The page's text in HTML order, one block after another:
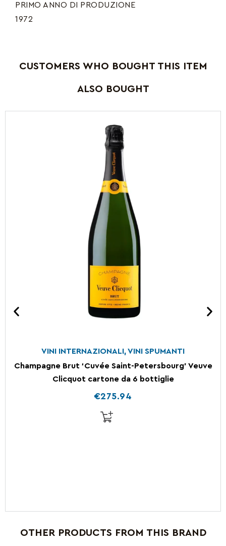
PRIMO ANNO DI PRODUZIONE
1972
CUSTOMERS WHO BOUGHT THIS ITEM
ALSO BOUGHT
VINI INTERNAZIONALI,VINI SPUMANTI
Champagne Brut ‘Cuvée Saint-Petersbourg’ Veuve
Clicquot cartone da 6 bottiglie
€275.94
OTHER PRODUCTS FROM THIS BRAND